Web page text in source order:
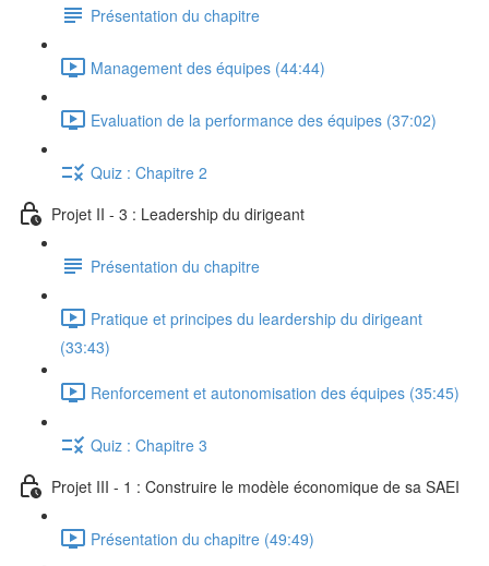
Présentation du chapitre
Management des équipes (44:44)
Evaluation de la performance des équipes (37:02)
Quiz : Chapitre 2
Projet II - 3 : Leadership du dirigeant
Présentation du chapitre
Pratique et principes du leardership du dirigeant
(33:43)
Renforcement et autonomisation des équipes (35:45)
Quiz : Chapitre 3
Projet III - 1 : Construire le modèle économique de sa SAEI
Présentation du chapitre (49:49)